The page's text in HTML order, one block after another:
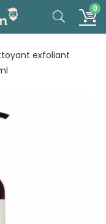
0
exfoliant